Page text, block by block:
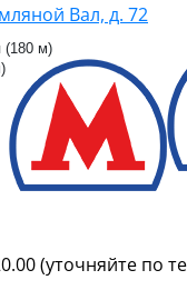
Вал, д. 72
(180 м)
(уточняйте по